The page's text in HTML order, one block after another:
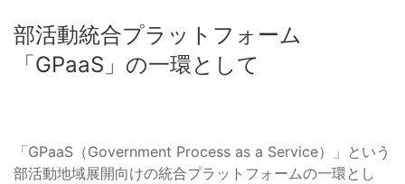
部活動統合プラットフォーム
「GPaaS」の一環として
「GPaaS（Government Process as a Service）」という
部活動地域展開向けの統合プラットフォームの一環とし